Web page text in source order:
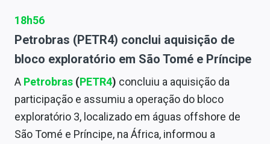
18h56
Petrobras (PETR4) conclui aquisição de
bloco exploratório em São Tomé e Príncipe
A Petrobras (PETR4) concluiu a aquisição da
participação e assumiu a operação do bloco
exploratório 3, localizado em águas offshore de
São Tomé e Príncipe, na África, informou a